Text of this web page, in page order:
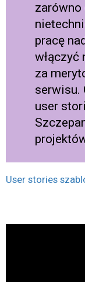
zarówno
pracę
włączyć
za
serwisu.
user
User stories